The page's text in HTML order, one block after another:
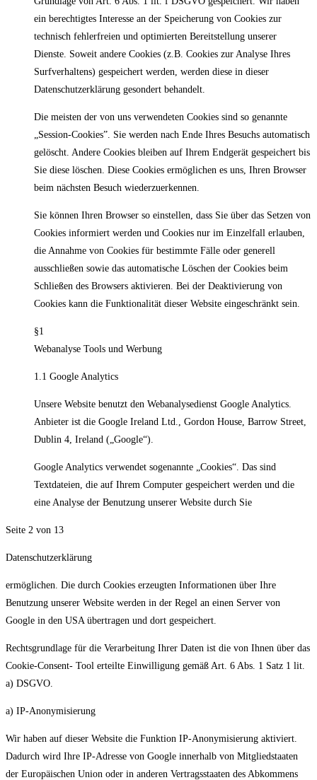
ein berechtigtes Interesse an der Speicherung von Cookies zur
technisch fehlerfreien und optimierten Bereitstellung unserer
Dienste. Soweit andere Cookies (z.B. Cookies zur Analyse Ihres
Surfverhaltens) gespeichert werden, werden diese in dieser
Datenschutzerklärung gesondert behandelt.
Die meisten der von uns verwendeten Cookies sind so genannte
„Session-Cookies”. Sie werden nach Ende Ihres Besuchs automatisch
gelöscht. Andere Cookies bleiben auf Ihrem Endgerät gespeichert bis
Sie diese löschen. Diese Cookies ermöglichen es uns, Ihren Browser
beim nächsten Besuch wiederzuerkennen.
Sie können Ihren Browser so einstellen, dass Sie über das Setzen von
Cookies informiert werden und Cookies nur im Einzelfall erlauben,
die Annahme von Cookies für bestimmte Fälle oder generell
ausschließen sowie das automatische Löschen der Cookies beim
Schließen des Browsers aktivieren. Bei der Deaktivierung von
Cookies kann die Funktionalität dieser Website eingeschränkt sein.
§1
Webanalyse Tools und Werbung
1.1 Google Analytics
Unsere Website benutzt den Webanalysedienst Google Analytics.
Anbieter ist die Google Ireland Ltd., Gordon House, Barrow Street,
Dublin 4, Ireland („Google“).
Google Analytics verwendet sogenannte „Cookies“. Das sind
Textdateien, die auf Ihrem Computer gespeichert werden und die
eine Analyse der Benutzung unserer Website durch Sie
Seite 2 von 13
Datenschutzerklärung
ermöglichen. Die durch Cookies erzeugten Informationen über Ihre
Benutzung unserer Website werden in der Regel an einen Server von
Google in den USA übertragen und dort gespeichert.
Rechtsgrundlage für die Verarbeitung Ihrer Daten ist die von Ihnen über das
Cookie-Consent- Tool erteilte Einwilligung gemäß Art. 6 Abs. 1 Satz 1 lit.
a) DSGVO.
a) IP-Anonymisierung
Wir haben auf dieser Website die Funktion IP-Anonymisierung aktiviert.
Dadurch wird Ihre IP-Adresse von Google innerhalb von Mitgliedstaaten
der Europäischen Union oder in anderen Vertragsstaaten des Abkommens